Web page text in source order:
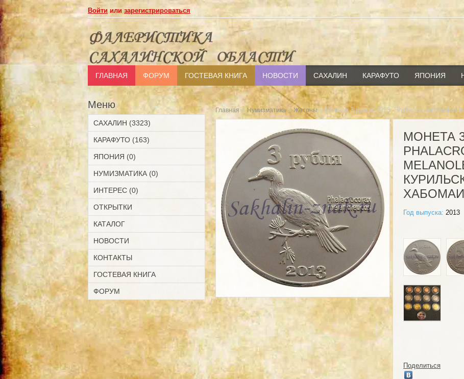
Войти илизарегистрироваться
ГЛАВНАЯ ФОРУМ ГОСТЕВАЯ КНИГА НОВОСТИ САХАЛИН КАРАФУТО ЯПОНИЯ
Меню
САХАЛИН (3323)
КАРАФУТО (163)
ЯПОНИЯ (0)
НУМИЗМАТИКА (0)
ИНТЕРЕС (0)
ОТКРЫТКИ
КАТАЛОГ
НОВОСТИ
КОНТАКТЫ
ГОСТЕВАЯ КНИГА
ФОРУМ
Главная » Нумизматика»Жетоны » Монета 3 рубля 2013. Phalacrocorax
МОНЕТА
ХАБОМАИ
Год выпуска: 2013
Поделиться